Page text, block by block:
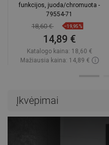
funkcijos, juoda/chromuota -
79554-71
18,60 € −19,95%
14,89 €
Katalogo kaina: 18,60 €
Mažiausia kaina: 14,89 €
Įkvėpimai